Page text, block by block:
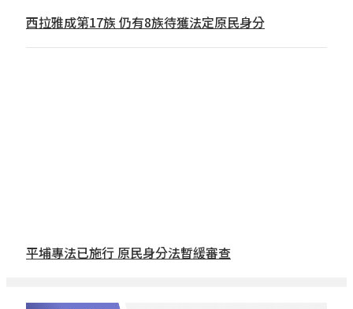
西拉雅成第17族 仍有8族待獲法定原民身分
平埔專法已施行 原民身分法暫緩審查